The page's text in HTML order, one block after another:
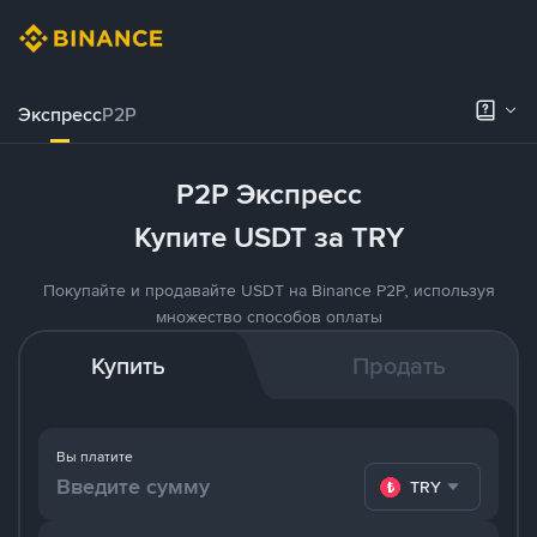
ЭкспрессP2P
P2P Экспресс
Купите USDT за TRY
Покупайте и продавайте USDT на Binance P2P, используя
множество способов оплаты
Купить Продать
Вы платите
TRY